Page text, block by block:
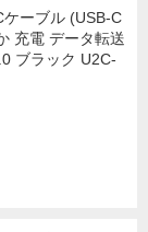
ーブル (USB-C
充電 データ転送
ブラック U2C-